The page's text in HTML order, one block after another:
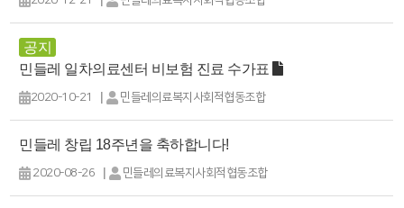
공지
민들레 일차의료센터 비보험 진료 수가표
2020-10-21 | 민들레의료복지사회적협동조합
민들레 창립 18주년을 축하합니다!
2020-08-26 | 민들레의료복지사회적협동조합